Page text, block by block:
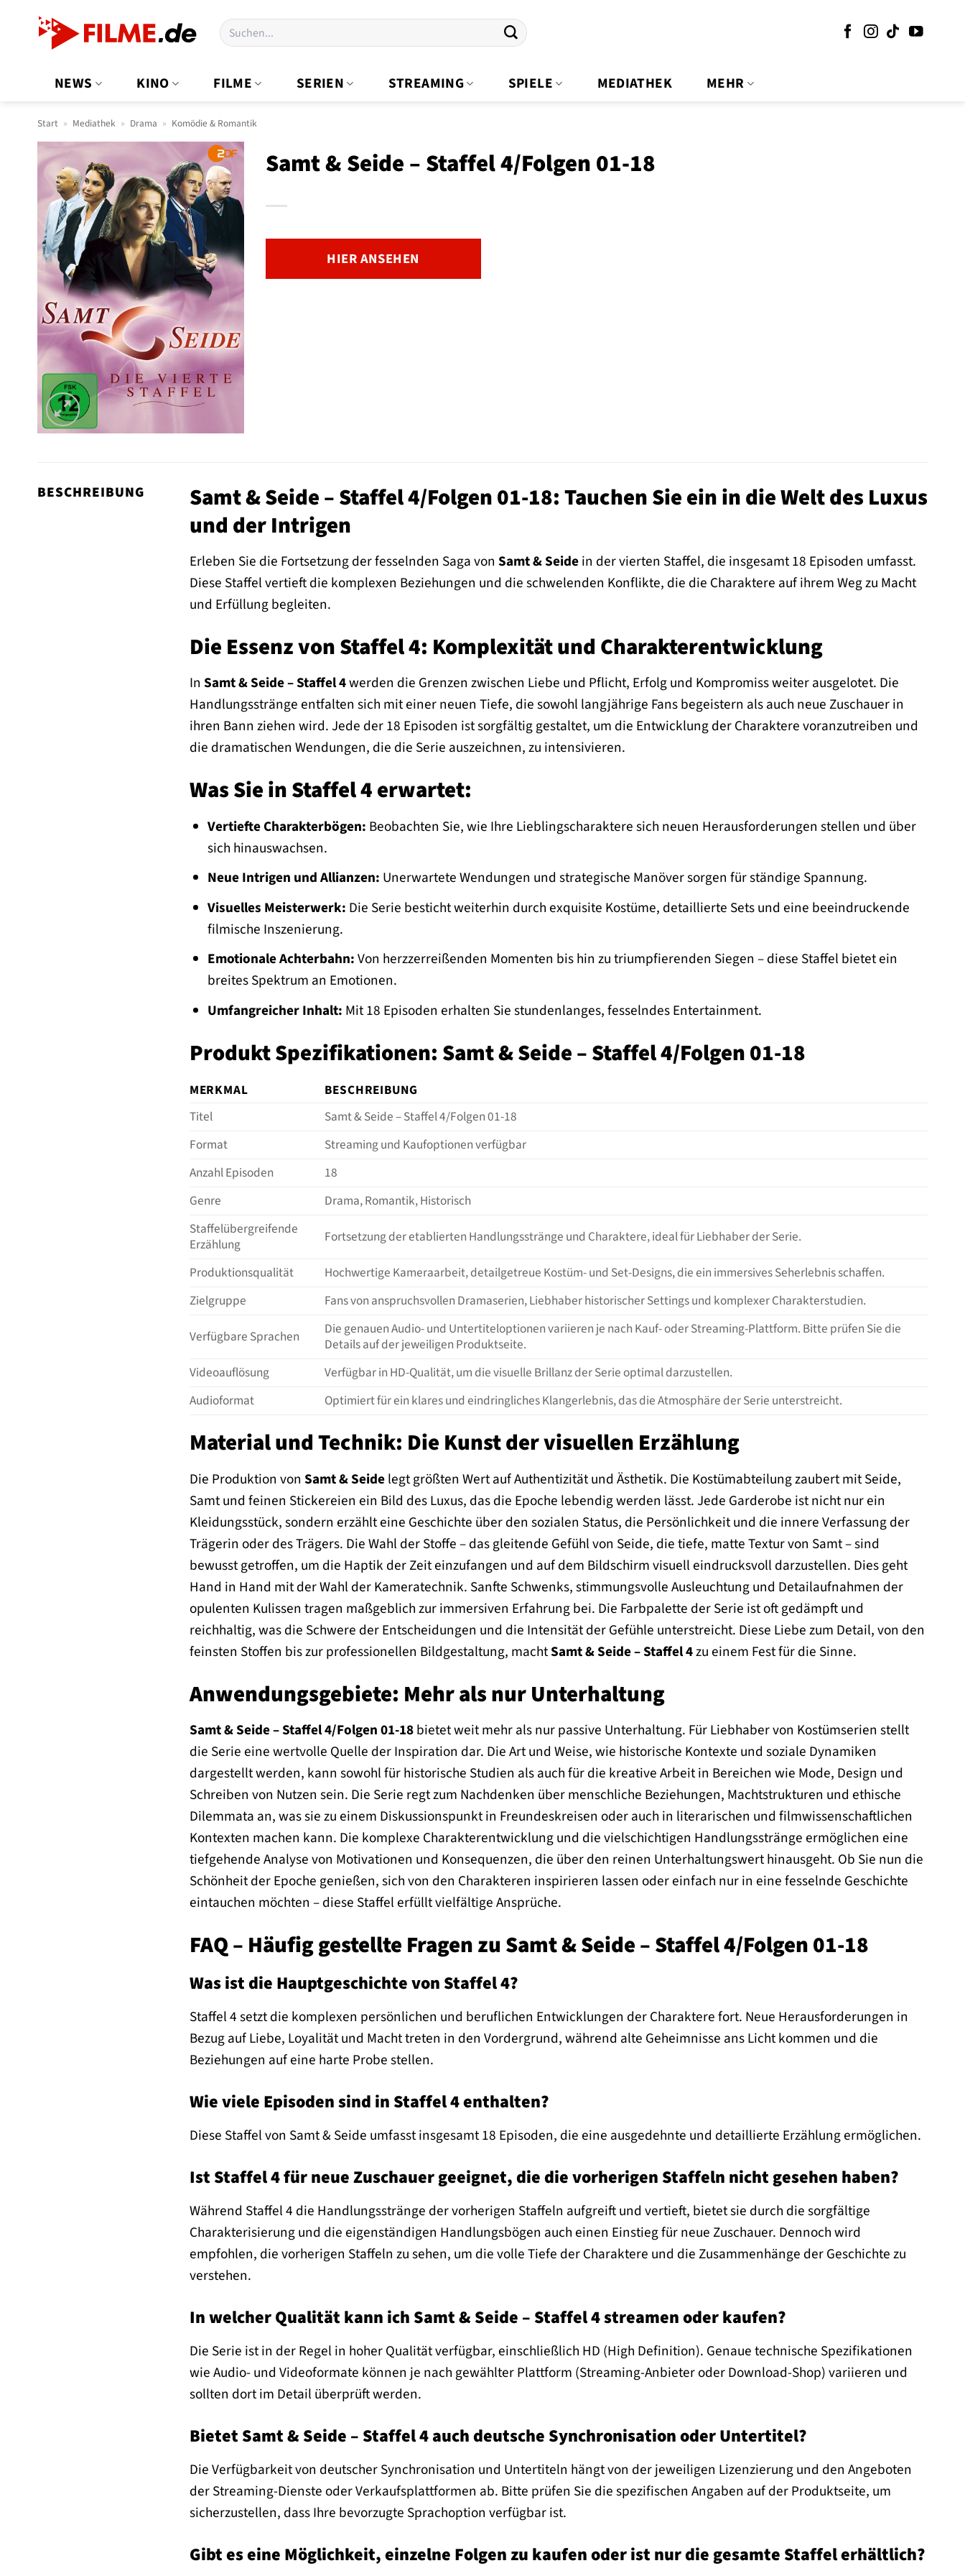
Suchen
nach:
NEWS KINO FILME SERIEN STREAMING SPIELE MEDIATHEK MEHR
Start » Mediathek » Drama » Komödie & Romantik
Samt & Seide – Staffel 4/Folgen 01-18
HIER ANSEHEN
BESCHREIBUNG
Samt & Seide – Staffel 4/Folgen 01-18: Tauchen Sie ein in die Welt des Luxus
und der Intrigen
Erleben Sie die Fortsetzung der fesselnden Saga von Samt & Seidein der vierten Staffel, die insgesamt 18 Episoden umfasst.
Diese Staffel vertieft die komplexen Beziehungen und die schwelenden Konflikte, die die Charaktere auf ihrem Weg zu Macht
und Erfüllung begleiten.
Die Essenz von Staffel 4: Komplexität und Charakterentwicklung
In Samt & Seide – Staffel 4werden die Grenzen zwischen Liebe und Pflicht, Erfolg und Kompromiss weiter ausgelotet. Die
Handlungsstränge entfalten sich mit einer neuen Tiefe, die sowohl langjährige Fans begeistern als auch neue Zuschauer in
ihren Bann ziehen wird. Jede der 18 Episoden ist sorgfältig gestaltet, um die Entwicklung der Charaktere voranzutreiben und
die dramatischen Wendungen, die die Serie auszeichnen, zu intensivieren.
Was Sie in Staffel 4 erwartet:
Vertiefte Charakterbögen: Beobachten Sie, wie Ihre Lieblingscharaktere sich neuen Herausforderungen stellen und über
sich hinauswachsen.
Neue Intrigen und Allianzen: Unerwartete Wendungen und strategische Manöver sorgen für ständige Spannung.
Visuelles Meisterwerk: Die Serie besticht weiterhin durch exquisite Kostüme, detaillierte Sets und eine beeindruckende
filmische Inszenierung.
Emotionale Achterbahn:Von herzzerreißenden Momenten bis hin zu triumpfierenden Siegen – diese Staffel bietet ein
breites Spektrum an Emotionen.
Umfangreicher Inhalt: Mit 18 Episoden erhalten Sie stundenlanges, fesselndes Entertainment.
Produkt Spezifikationen: Samt & Seide – Staffel 4/Folgen 01-18
MERKMAL
BESCHREIBUNG
Titel
Samt & Seide – Staffel 4/Folgen 01-18
Format
Streaming und Kaufoptionen verfügbar
Anzahl Episoden
18
Genre
Drama, Romantik, Historisch
Staffelübergreifende
Erzählung
Fortsetzung der etablierten Handlungsstränge und Charaktere, ideal für Liebhaber der Serie.
Produktionsqualität
Hochwertige Kameraarbeit, detailgetreue Kostüm- und Set-Designs, die ein immersives Seherlebnis schaffen.
Zielgruppe
Fans von anspruchsvollen Dramaserien, Liebhaber historischer Settings und komplexer Charakterstudien.
Verfügbare Sprachen
Die genauen Audio- und Untertiteloptionen variieren je nach Kauf- oder Streaming-Plattform. Bitte prüfen Sie die
Details auf der jeweiligen Produktseite.
Videoauflösung
Verfügbar in HD-Qualität, um die visuelle Brillanz der Serie optimal darzustellen.
Audioformat
Optimiert für ein klares und eindringliches Klangerlebnis, das die Atmosphäre der Serie unterstreicht.
Material und Technik: Die Kunst der visuellen Erzählung
Die Produktion von Samt & Seidelegt größten Wert auf Authentizität und Ästhetik. Die Kostümabteilung zaubert mit Seide,
Samt und feinen Stickereien ein Bild des Luxus, das die Epoche lebendig werden lässt. Jede Garderobe ist nicht nur ein
Kleidungsstück, sondern erzählt eine Geschichte über den sozialen Status, die Persönlichkeit und die innere Verfassung der
Trägerin oder des Trägers. Die Wahl der Stoffe – das gleitende Gefühl von Seide, die tiefe, matte Textur von Samt – sind
bewusst getroffen, um die Haptik der Zeit einzufangen und auf dem Bildschirm visuell eindrucksvoll darzustellen. Dies geht
Hand in Hand mit der Wahl der Kameratechnik. Sanfte Schwenks, stimmungsvolle Ausleuchtung und Detailaufnahmen der
opulenten Kulissen tragen maßgeblich zur immersiven Erfahrung bei. Die Farbpalette der Serie ist oft gedämpft und
reichhaltig, was die Schwere der Entscheidungen und die Intensität der Gefühle unterstreicht. Diese Liebe zum Detail, von den
feinsten Stoffen bis zur professionellen Bildgestaltung, machtSamt & Seide – Staffel 4zu einem Fest für die Sinne.
Anwendungsgebiete: Mehr als nur Unterhaltung
Samt & Seide – Staffel 4/Folgen 01-18bietet weit mehr als nur passive Unterhaltung. Für Liebhaber von Kostümserien stellt
die Serie eine wertvolle Quelle der Inspiration dar. Die Art und Weise, wie historische Kontexte und soziale Dynamiken
dargestellt werden, kann sowohl für historische Studien als auch für die kreative Arbeit in Bereichen wie Mode, Design und
Schreiben von Nutzen sein. Die Serie regt zum Nachdenken über menschliche Beziehungen, Machtstrukturen und ethische
Dilemmata an, was sie zu einem Diskussionspunkt in Freundeskreisen oder auch in literarischen und filmwissenschaftlichen
Kontexten machen kann. Die komplexe Charakterentwicklung und die vielschichtigen Handlungsstränge ermöglichen eine
tiefgehende Analyse von Motivationen und Konsequenzen, die über den reinen Unterhaltungswert hinausgeht. Ob Sie nun die
Schönheit der Epoche genießen, sich von den Charakteren inspirieren lassen oder einfach nur in eine fesselnde Geschichte
eintauchen möchten – diese Staffel erfüllt vielfältige Ansprüche.
FAQ – Häufig gestellte Fragen zu Samt & Seide – Staffel 4/Folgen 01-18
Was ist die Hauptgeschichte von Staffel 4?
Staffel 4 setzt die komplexen persönlichen und beruflichen Entwicklungen der Charaktere fort. Neue Herausforderungen in
Bezug auf Liebe, Loyalität und Macht treten in den Vordergrund, während alte Geheimnisse ans Licht kommen und die
Beziehungen auf eine harte Probe stellen.
Wie viele Episoden sind in Staffel 4 enthalten?
Diese Staffel von Samt & Seide umfasst insgesamt 18 Episoden, die eine ausgedehnte und detaillierte Erzählung ermöglichen.
Ist Staffel 4 für neue Zuschauer geeignet, die die vorherigen Staffeln nicht gesehen haben?
Während Staffel 4 die Handlungsstränge der vorherigen Staffeln aufgreift und vertieft, bietet sie durch die sorgfältige
Charakterisierung und die eigenständigen Handlungsbögen auch einen Einstieg für neue Zuschauer. Dennoch wird
empfohlen, die vorherigen Staffeln zu sehen, um die volle Tiefe der Charaktere und die Zusammenhänge der Geschichte zu
verstehen.
In welcher Qualität kann ich Samt & Seide – Staffel 4 streamen oder kaufen?
Die Serie ist in der Regel in hoher Qualität verfügbar, einschließlich HD (High Definition). Genaue technische Spezifikationen
wie Audio- und Videoformate können je nach gewählter Plattform (Streaming-Anbieter oder Download-Shop) variieren und
sollten dort im Detail überprüft werden.
Bietet Samt & Seide – Staffel 4 auch deutsche Synchronisation oder Untertitel?
Die Verfügbarkeit von deutscher Synchronisation und Untertiteln hängt von der jeweiligen Lizenzierung und den Angeboten
der Streaming-Dienste oder Verkaufsplattformen ab. Bitte prüfen Sie die spezifischen Angaben auf der Produktseite, um
sicherzustellen, dass Ihre bevorzugte Sprachoption verfügbar ist.
Gibt es eine Möglichkeit, einzelne Folgen zu kaufen oder ist nur die gesamte Staffel erhältlich?